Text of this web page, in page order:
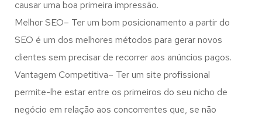
causar uma boa primeira impressão.
Melhor SEO– Ter um bom posicionamento a partir do
SEO é um dos melhores métodos para gerar novos
clientes sem precisar de recorrer aos anúncios pagos.
Vantagem Competitiva– Ter um site profissional
permite-lhe estar entre os primeiros do seu nicho de
negócio em relação aos concorrentes que, se não